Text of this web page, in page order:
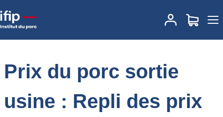
Accueil Actualités des marchés
Prix du porc
sortie usine : Repli des prix industriels en viande de porc et en
Prix du porc sortie
usine : Repli des prix